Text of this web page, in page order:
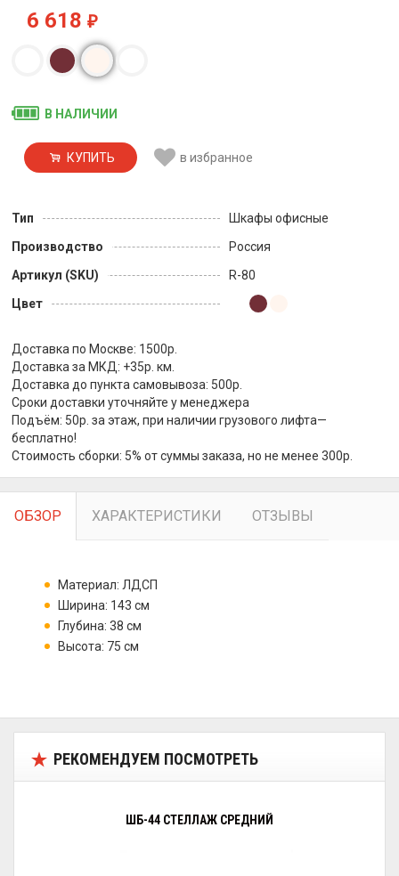
6 618 ₽
В НАЛИЧИИ
КУПИТЬ в избранное
Тип
Шкафы офисные
Производство
Россия
Артикул (SKU)
R-80
Цвет
Доставка по Москве: 1500р.
Доставка за МКД: +35р. км.
Доставка до пункта самовывоза: 500р.
Сроки доставки уточняйте у менеджера
Подъём: 50р. за этаж, при наличии грузового лифта—
бесплатно!
Стоимость сборки: 5% от суммы заказа, но не менее 300р.
ОБЗОР ХАРАКТЕРИСТИКИ ОТЗЫВЫ
Материал: ЛДСП
Ширина: 143 см
Глубина: 38 см
Высота: 75 см
РЕКОМЕНДУЕМ ПОСМОТРЕТЬ
ШБ-44 СТЕЛЛАЖ СРЕДНИЙ